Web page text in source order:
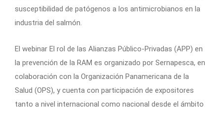
susceptibilidad de patógenos a los antimicrobianos en la
industria del salmón.
El webinar El rol de las Alianzas Público-Privadas (APP) en
la prevención de la RAM es organizado por Sernapesca, en
colaboración con la Organización Panamericana de la
Salud (OPS), y cuenta con participación de expositores
tanto a nivel internacional como nacional desde el ámbito